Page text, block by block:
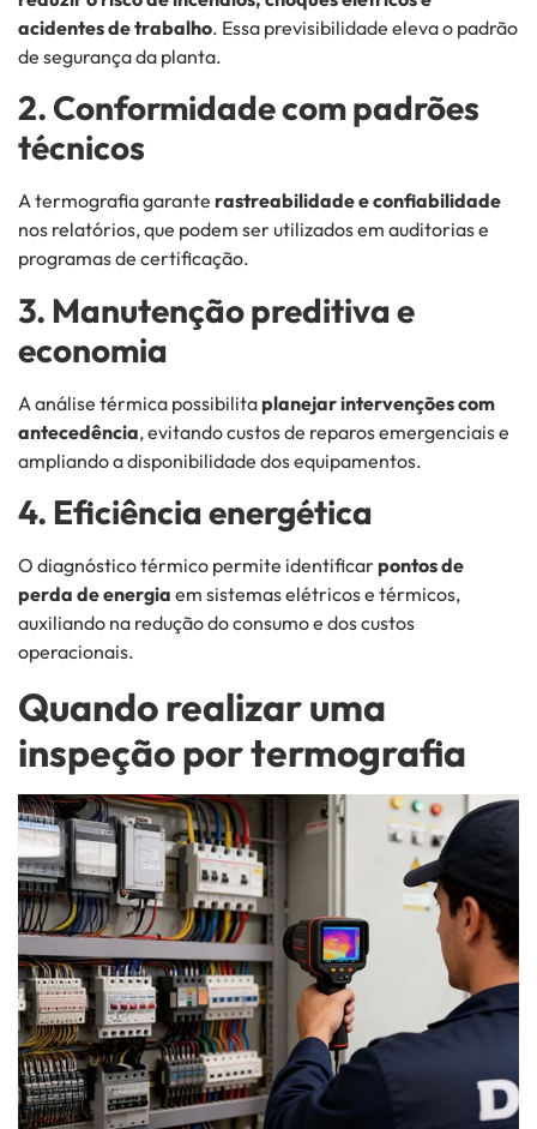
acidentes de trabalho. Essa previsibilidade eleva o padrão
de segurança da planta.
2. Conformidade com padrões
técnicos
A termografia garante rastreabilidade e confiabilidade
nos relatórios, que podem ser utilizados em auditorias e
programas de certificação.
3. Manutenção preditiva e
economia
A análise térmica possibilitaplanejar intervenções com
antecedência, evitando custos de reparos emergenciais e
ampliando a disponibilidade dos equipamentos.
4. Eficiência energética
O diagnóstico térmico permite identificarpontos de
perda de energia em sistemas elétricos e térmicos,
auxiliando na redução do consumo e dos custos
operacionais.
Quando realizar uma
inspeção por termografia